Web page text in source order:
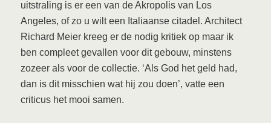
uitstraling is er een van de Akropolis van Los
Angeles, of zo u wilt een Italiaanse citadel. Architect
Richard Meier kreeg er de nodig kritiek op maar ik
ben compleet gevallen voor dit gebouw, minstens
zozeer als voor de collectie. ‘Als God het geld had,
dan is dit misschien wat hij zou doen’, vatte een
criticus het mooi samen.